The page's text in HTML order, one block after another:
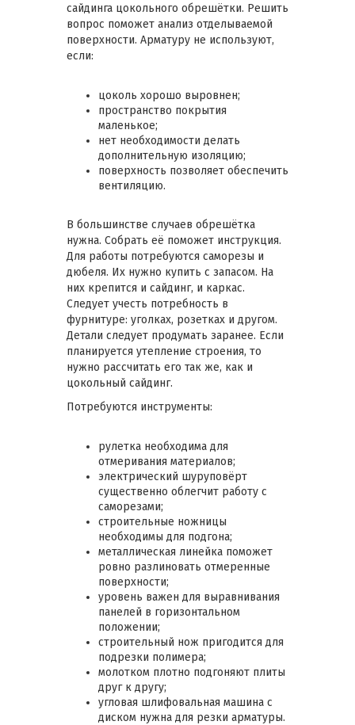
сайдинга цокольного обрешётки. Решить
вопрос поможет анализ отделываемой
поверхности. Арматуру не используют,
если:
цоколь хорошо выровнен;
пространство покрытия
маленькое;
нет необходимости делать
дополнительную изоляцию;
поверхность позволяет обеспечить
вентиляцию.
В большинстве случаев обрешётка
нужна. Собрать её поможет инструкция.
Для работы потребуются саморезы и
дюбеля. Их нужно купить с запасом. На
них крепится и сайдинг, и каркас.
Следует учесть потребность в
фурнитуре: уголках, розетках и другом.
Детали следует продумать заранее. Если
планируется утепление строения, то
нужно рассчитать его так же, как и
цокольный сайдинг.
Потребуются инструменты:
рулетка необходима для
отмеривания материалов;
электрический шуруповёрт
существенно облегчит работу с
саморезами;
строительные ножницы
необходимы для подгона;
металлическая линейка поможет
ровно разлиновать отмеренные
поверхности;
уровень важен для выравнивания
панелей в горизонтальном
положении;
строительный нож пригодится для
подрезки полимера;
молотком плотно подгоняют плиты
друг к другу;
угловая шлифовальная машина с
диском нужна для резки арматуры.